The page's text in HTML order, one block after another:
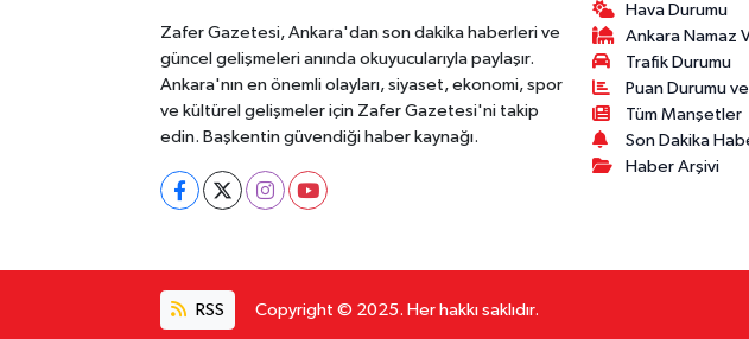
Zafer Gazetesi, Ankara'dan son dakika haberleri ve
güncel gelişmeleri anında okuyucularıyla paylaşır.
Ankara'nın en önemli olayları, siyaset, ekonomi, spor
ve kültürel gelişmeler için Zafer Gazetesi'ni takip
edin. Başkentin güvendiği haber kaynağı.
Hava Durumu
Ankara Namaz
Trafik Durumu
Puan Durumu
Tüm Manşetler
Son Dakika
Haber Arşivi
RSS Copyright © 2025. Her hakkı saklıdır.